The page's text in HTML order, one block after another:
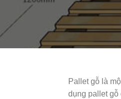
Pallet gỗ là
dụng pallet gỗ